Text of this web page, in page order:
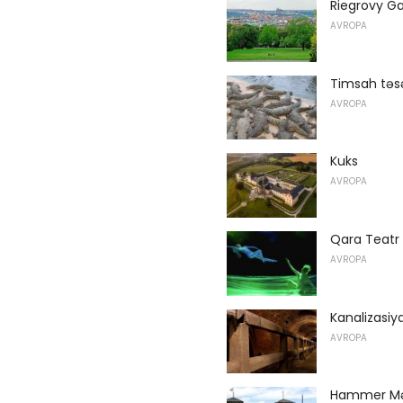
Riegrovy
AVROPA
Timsah
AVROPA
Kuks
AVROPA
Qara Teatr
AVROPA
AVROPA
Hammer